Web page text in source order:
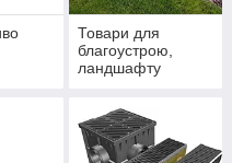
Товари для
благоустрою,
ландшафту